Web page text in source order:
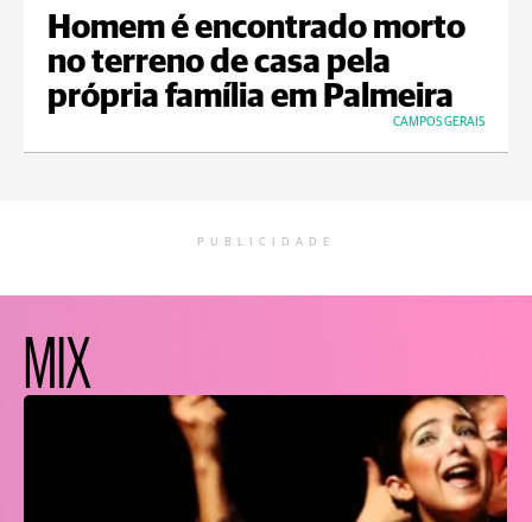
Homem é encontrado morto
no terreno de casa pela
própria família em Palmeira
CAMPOS GERAIS
PUBLICIDADE
MIX